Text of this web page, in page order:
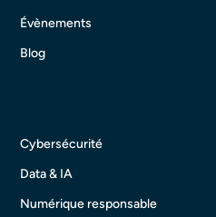
Évènements
Blog
Cybersécurité
Data & IA
Numérique responsable